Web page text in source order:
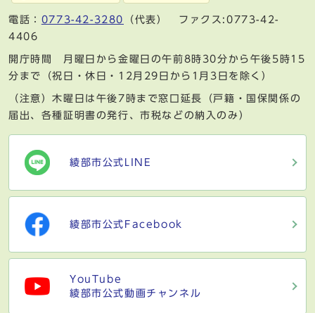
電話： 0773-42-3280
（代表） ファクス:0773-42-
4406
開庁時間 月曜日から金曜日の午前8時30分から午後5時15
分まで（祝日・休日・12月29日から1月3日を除く）
（注意）木曜日は午後7時まで窓口延長（戸籍・国保関係の
届出、各種証明書の発行、市税などの納入のみ）
綾部市公式LINE
綾部市公式Facebook
YouTube
綾部市公式動画チャンネル